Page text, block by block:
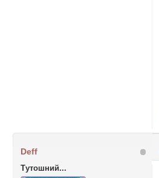
Deff
Тутошний...